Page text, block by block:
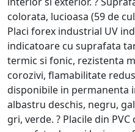
colorata, lucioasa (59 de
Placi forex industrial UV
indicatoare cu suprafata
termic si fonic, rezistenta
corozivi, flamabilitate
disponibile in permanenta
albastru deschis, negru,
gri, verde. ? Placile din